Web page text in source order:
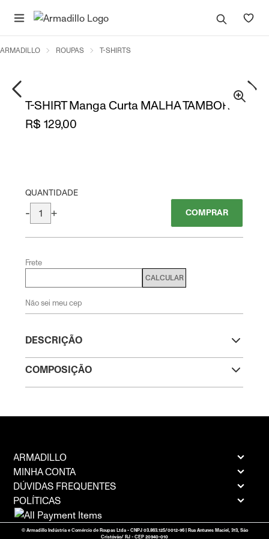
ARMADILLO ROUPAS T-SHIRTS
T-SHIRT Manga Curta MALHA TAMBORIM
DESCRIÇÃO
COMPOSIÇÃO
R$ 129,00
QUANTIDADE
- + COMPRAR
Frete
CALCULAR
Não sei meu cep
ARMADILLO
MINHA CONTA
DÚVIDAS FREQUENTES
POLÍTICAS
© Armadillo Indústria e Comércio de Roupas Ltda - CNPJ 03.863.125/0012-96 | Rua Antunes Maciel, 313, São
Cristóvão/ RJ - CEP 20940-010